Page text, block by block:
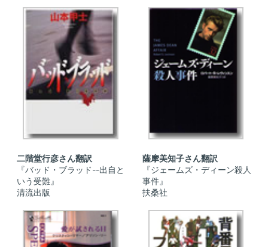
二階堂行彦さん翻訳
『バッド・ブラッド--出自と
いう受難』
清流出版
薩摩美知子さん翻訳
『ジェームズ・ディーン殺人
事件』
扶桑社